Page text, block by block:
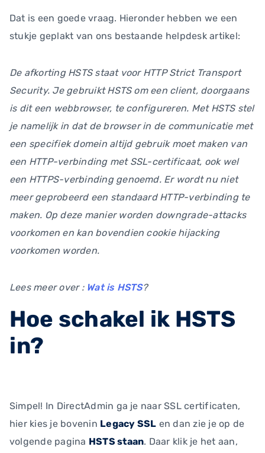
Dat is een goede vraag. Hieronder hebben we een
stukje geplakt van ons bestaande helpdesk artikel:
De afkorting HSTS staat voor HTTP Strict Transport
Security. Je gebruikt HSTS om een client, doorgaans
is dit een webbrowser, te configureren. Met HSTS stel
je namelijk in dat de browser in de communicatie met
een specifiek domein altijd gebruik moet maken van
een HTTP-verbinding met SSL-certificaat, ook wel
een HTTPS-verbinding genoemd. Er wordt nu niet
meer geprobeerd een standaard HTTP-verbinding te
maken. Op deze manier worden downgrade-attacks
voorkomen en kan bovendien cookie hijacking
voorkomen worden.
Lees meer over : Wat is HSTS?
Hoe schakel ik HSTS
in?
Simpel! In DirectAdmin ga je naar SSL certificaten,
hier kies je bovenin Legacy SSL en dan zie je op de
volgende pagina HSTS staan. Daar klik je het aan,